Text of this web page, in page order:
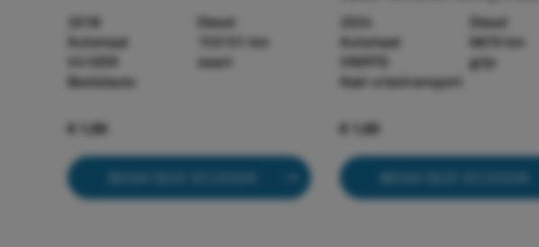
2018
Diesel
Automaat
153151 km
V410SR
zwart
Bestelauto
€ 1,00
2024
Diesel
Automaat
6870 km
V90FFD
grijs
Koel-vriestransport
€ 1,00